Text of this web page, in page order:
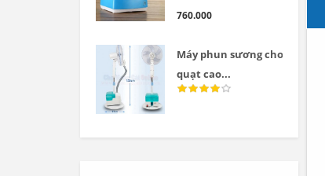
760.000
Máy phun sương cho
quạt cao...